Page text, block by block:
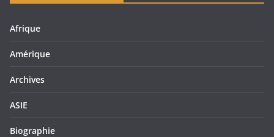
Afrique
Amérique
Archives
ASIE
Biographie